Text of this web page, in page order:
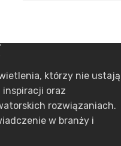
którzy nie ustają
oraz
rozwiązaniach.
w branży i